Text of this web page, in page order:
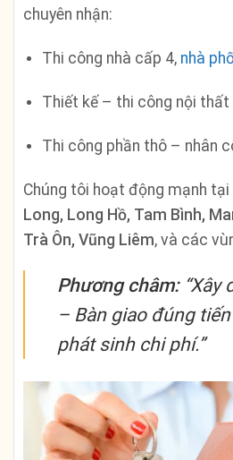
chuyên nhận:
Thi công nhà cấp 4, nhà
Thiết kế – thi công nội
Thi công phần thô – nhân
Chúng tôi hoạt động mạnh
Long, Long Hồ, Tam Bình,
Trà Ôn, Vũng Liêm, và các
Phương châm:“Xây
– Bàn giao đúng
phát sinh chi phí.”